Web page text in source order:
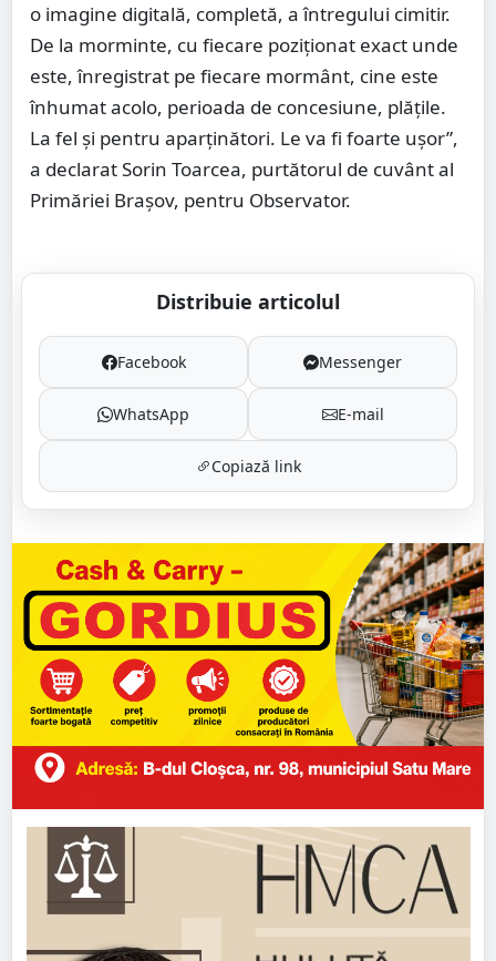
o imagine digitală, completă, a întregului cimitir.
De la morminte, cu fiecare poziționat exact unde
este, înregistrat pe fiecare mormânt, cine este
înhumat acolo, perioada de concesiune, plățile.
La fel și pentru aparținători. Le va fi foarte ușor”,
a declarat Sorin Toarcea, purtătorul de cuvânt al
Primăriei Brașov, pentru Observator.
Distribuie articolul
Facebook Messenger
WhatsApp E-mail
Copiază link